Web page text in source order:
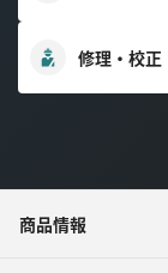
修理・校正
商品情報